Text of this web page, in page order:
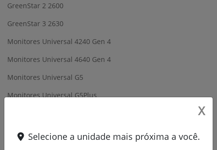
GreenStar 2 2600
GreenStar 3 2630
Monitores Universal 4240 Gen 4
Monitores Universal 4640 Gen 4
Monitores Universal G5
Monitores Universal G5Plus
Receptores StarFire™ 3000 Universal
X
Selecione a unidade mais próxima a você.